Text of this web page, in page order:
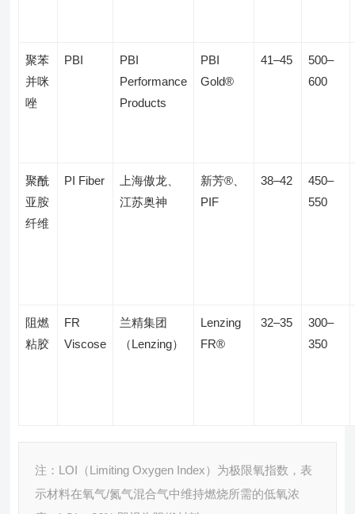
聚苯
并咪
唑
PBI
PBI
Performance
Products
PBI
Gold®
41–45
500–
600
聚酰
亚胺
纤维
PI Fiber
上海傲龙、
江苏奥神
新芳®、
PIF
38–42
450–
550
阻燃
粘胶
FR
Viscose
兰精集团
（Lenzing）
Lenzing
FR®
32–35
300–
350
注：LOI（Limiting Oxygen Index）为极限氧指数，表
示材料在氧气/氮气混合气中维持燃烧所需的低氧浓